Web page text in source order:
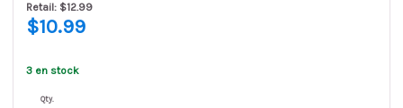
Retail: $12.99
$10.99
3 en stock
Qty.